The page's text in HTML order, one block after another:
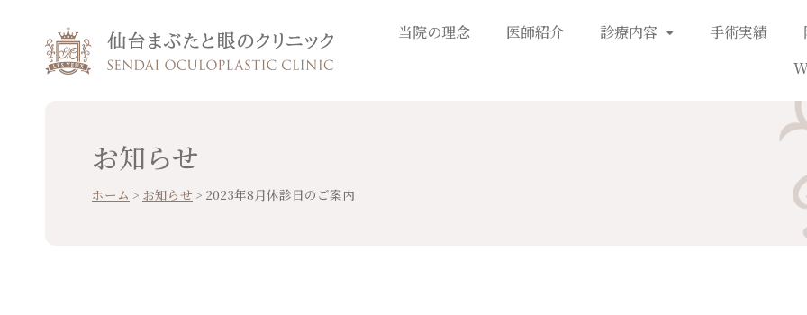
当院の理念 医師紹介 診療内容 手術実績
お知らせ
ホーム > お知らせ > 2023年8月休診日のご案内